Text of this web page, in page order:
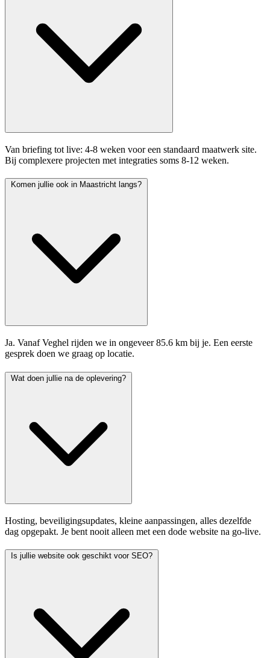
Van briefing tot live: 4-8 weken voor een standaard maatwerk site.
Bij complexere projecten met integraties soms 8-12 weken.
Komen jullie ook in Maastricht langs?
Ja. Vanaf Veghel rijden we in ongeveer 85.6 km bij je. Een eerste
gesprek doen we graag op locatie.
Wat doen jullie na de oplevering?
Hosting, beveiligingsupdates, kleine aanpassingen, alles dezelfde
dag opgepakt. Je bent nooit alleen met een dode website na go-live.
Is jullie website ook geschikt voor SEO?